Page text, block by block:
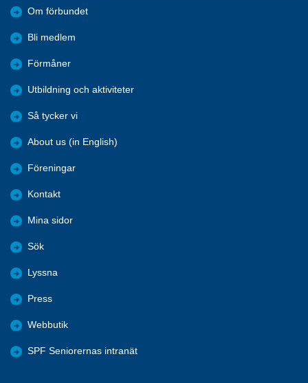
Om förbundet
Bli medlem
Förmåner
Utbildning och aktiviteter
Så tycker vi
About us (in English)
Föreningar
Kontakt
Mina sidor
Sök
Lyssna
Press
Webbutik
SPF Seniorernas intranät